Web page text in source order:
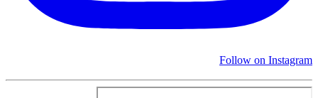
Follow on Instagram